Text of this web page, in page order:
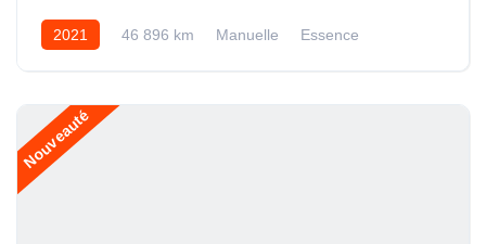
2021 46 896 km Manuelle Essence
Nouveauté